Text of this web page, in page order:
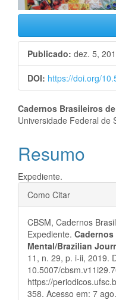
Publicado: dez. 5,
DOI: https://doi.org/
Conteúdo
artigo
principal
Cadernos Brasileiros
Universidade Federal de
Resumo
Expediente.
Detalhes
do
artigo
Como Citar
CBSM, Cadernos
Expediente.
Mental/Brazilian
11, n. 29, p. i-ii, 2019.
10.5007/
https://
358. Acesso em: 7